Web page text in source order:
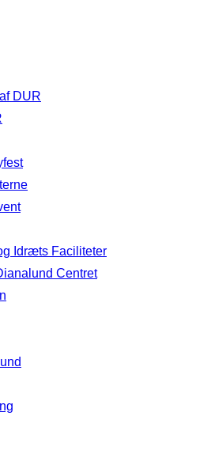
DUR
Idræts Faciliteter
Centret